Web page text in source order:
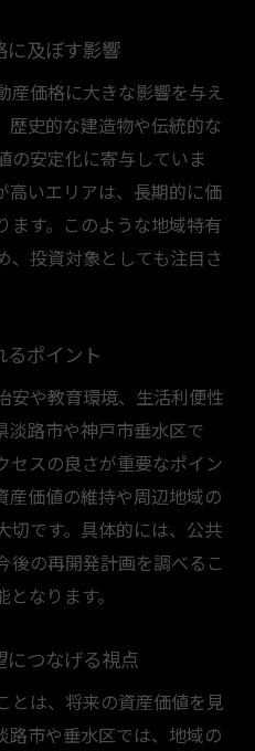
に及ぼす影響
産価格に大きな影響を与え
歴史的な建造物や伝統的な
の安定化に寄与していま
高いエリアは、長期的に価
ます。このような地域特有
、投資対象としても注目さ
ポイント
安や教育環境、生活利便性
淡路市や神戸市垂水区で
セスの良さが重要なポイン
産価値の維持や周辺地域の
切です。具体的には、公共
後の再開発計画を調べるこ
なります。
つなげる視点
とは、将来の資産価値を見
路市や垂水区では、地域の